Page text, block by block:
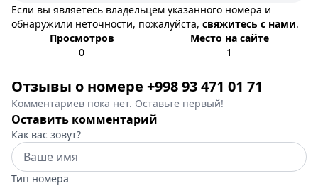
Если вы являетесь владельцем указанного номера и
обнаружили неточности, пожалуйста, свяжитесь с нами.
Просмотров
0
Место на сайте
1
Отзывы о номере +998 93 471 01 71
Комментариев пока нет. Оставьте первый!
Оставить комментарий
Как вас зовут?
Тип номера